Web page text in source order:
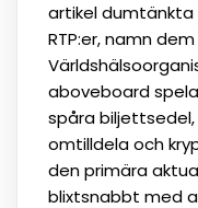
artikel
RTP:er, namn
aboveboard
spåra
omtilldela och
den primära
blixtsnabbt med